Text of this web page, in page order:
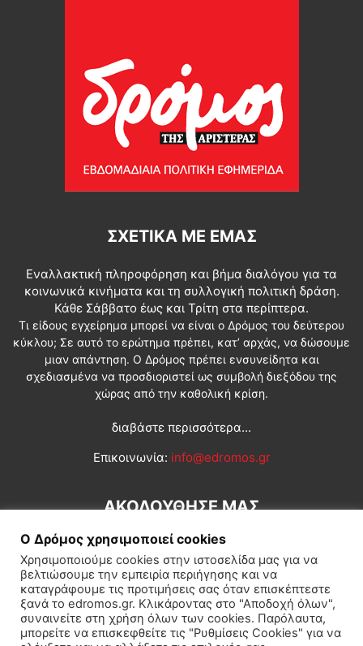
ΣΧΕΤΙΚΆ ΜΕ ΕΜΆΣ
Εναλλακτική πληροφόρηση και βήμα διαλόγου για τα
κοινωνικά κινήματα και τη συλλογική πολιτική δράση.
Κάθε Σάββατο έως και Τρίτη στα περίπτερα.
Τι είδους εγχείρημα μπορεί να είναι ο Δρόμος του δεύτερου
κύκλου; Σε αυτό το ερώτημα πρέπει, κατ’ αρχάς, να δώσουμε
μιαν απάντηση. Ο Δρόμος πρέπει ενσυνείδητα και
σχεδιασμένα να προσδιοριστεί ως συμβολή διεξόδου της
χώρας από την καθολική κρίση.
διαβάστε περισσότερα...
Επικοινωνία: info@edromos.gr
ΑΚΟΛΟΥΘΗΣΕ ΜΑΣ
Εγγραφή συνδρομητή Πολιτική Διεθνή Κοινωνία
Ο Δρόμος χρησιμοποιεί cookies
Χρησιμοποιούμε cookies στην ιστοσελίδα μας για να
βελτιώσουμε την εμπειρία περιήγησης και να
καταγράφουμε τις προτιμήσεις σας όταν επισκέπτεστε
ξανά το edromos.gr. Κλικάροντας στο "Αποδοχή όλων",
συναινείτε στη χρήση όλων των cookies. Παρόλαυτα,
μπορείτε να επισκεφθείτε τις "Ρυθμίσεις Cookies" για να